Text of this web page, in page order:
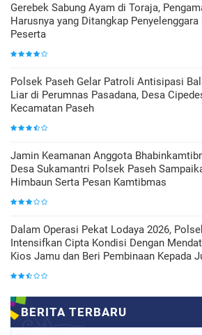
Gerebek Sabung Ayam di Toraja,
Harusnya yang Ditangkap Penyelenggara
Peserta
Polsek Paseh Gelar Patroli Antisipasi
Liar di Perumnas Pasadana, Desa
Kecamatan Paseh
Jamin Keamanan Anggota
Desa Sukamantri Polsek Paseh
Himbaun Serta Pesan Kamtibmas
Dalam Operasi Pekat Lodaya 2026,
Intensifkan Cipta Kondisi Dengan
Kios Jamu dan Beri Pembinaan Kepada